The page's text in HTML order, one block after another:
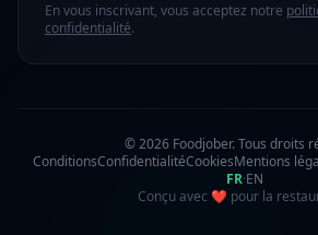
En vous inscrivant, vous acceptez notre
confidentialité.
© 2026 Foodjober. Tous droits
ConditionsConfidentialitéCookiesMentions
FR·EN
Conçu avec ❤ amour
pour la